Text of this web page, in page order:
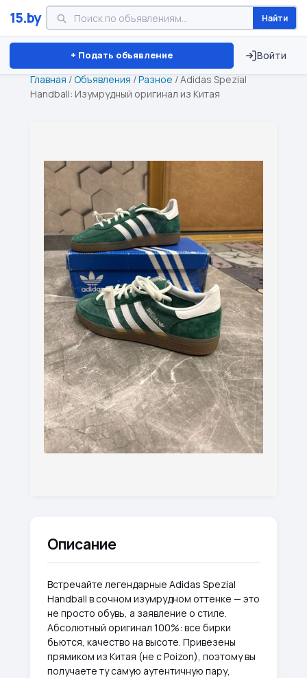
15.by Найти
+ Подать объявление Войти
Минск Витебск Брест ⏱ ТОЛЬКО 15 ДНЕЙ
Главная /Объявления /Разное /Adidas Spezial
Handball: Изумрудный оригинал из Китая
Описание
Встречайте легендарные Adidas Spezial
Handball в сочном изумрудном оттенке — это
не просто обувь, а заявление о стиле.
Абсолютный оригинал 100%: все бирки
бьются, качество на высоте. Привезены
прямиком из Китая (не с Poizon), поэтому вы
получаете ту самую аутентичную пару,